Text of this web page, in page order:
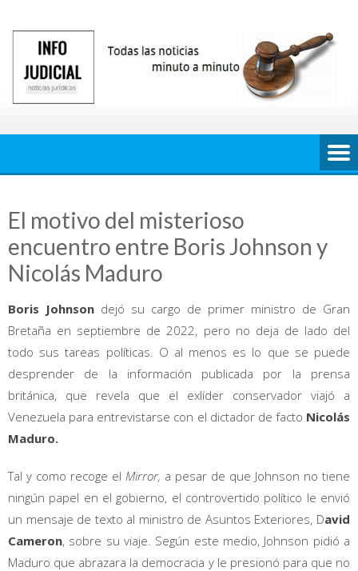
contenido
El motivo del misterioso
encuentro entre Boris Johnson y
Nicolás Maduro
Boris Johnson dejó su cargo de primer ministro de Gran
Bretaña en septiembre de 2022, pero no deja de lado del
todo sus tareas políticas. O al menos es lo que se puede
desprender de la información publicada por la prensa
británica, que revela que el exlíder conservador viajó a
Venezuela para entrevistarse con el dictador de facto Nicolás
Maduro.
Tal y como recoge el Mirror, a pesar de que Johnson no tiene
ningún papel en el gobierno, el controvertido político le envió
un mensaje de texto al ministro de Asuntos Exteriores, David
Cameron, sobre su viaje. Según este medio, Johnson pidió a
Maduro que abrazara la democracia y le presionó para que no